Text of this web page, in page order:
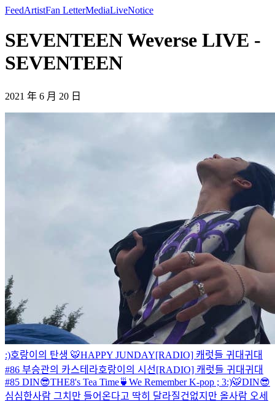
FeedArtistFan LetterMediaLiveNotice
SEVENTEEN Weverse LIVE -
SEVENTEEN
2021 年 6 月 20 日
:)호랑이의 탄생 🐯HAPPY JUNDAY[RADIO] 캐럿들 귀대귀대
#86 부승관의 카스테라호랑이의 시선[RADIO] 캐럿들 귀대귀대
#85 DIN😎THE8's Tea Time🍵 We Remember K-pop ; 3:)🐯DIN😎
심심한사람 그치만 들어온다고 딱히 달라질건없지만 올사람 오세